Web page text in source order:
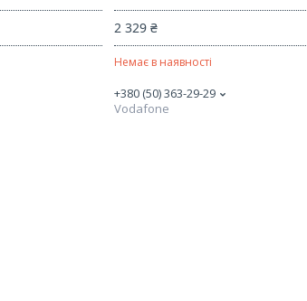
2 329 ₴
Немає в наявності
+380 (50) 363-29-29
Vodafone